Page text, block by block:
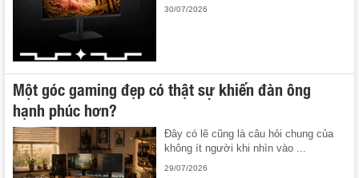
30/07/2026
Một góc gaming đẹp có thật sự khiến đàn ông
hạnh phúc hơn?
Đây có lẽ cũng là câu hỏi chung của
không ít người khi nhìn vào ...
29/07/2026